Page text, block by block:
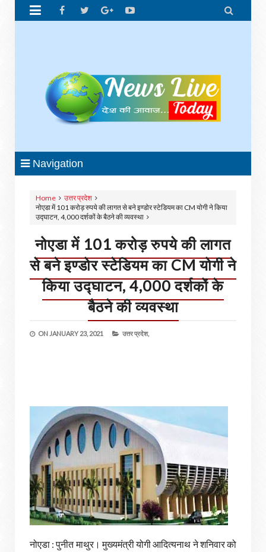
 
Navigation
Home
उत्तर प्रदेश
नोएडा में 101 करोड़ रुपये की लागत से बने इण्डोर स्टेडियम का CM योगी ने किया
उद्घाटन, 4,000 दर्शकों के बैठने की व्यवस्था
नोएडा में 101 करोड़ रुपये की लागत
से बने इण्डोर स्टेडियम का CM योगी ने
किया उद्घाटन, 4,000 दर्शकों के
बैठने की व्यवस्था
ON JANUARY 23, 2021 उत्तर प्रदेश,
नोएडा : पुनीत माथुर। मुख्यमंत्री योगी आदित्यनाथ ने शनिवार को